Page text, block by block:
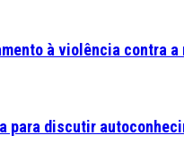
à violência contra a
para discutir